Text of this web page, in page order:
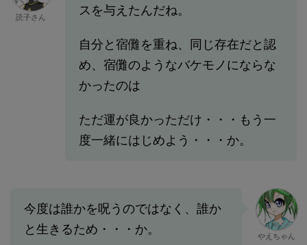
読子さん
スを与えたんだね。
自分と宿儺を重ね、同じ存在だと認
め、宿儺のようなバケモノにならな
かったのは
ただ運が良かっただけ・・・もう一
度一緒にはじめよう・・・か。
今度は誰かを呪うのではなく、誰か
と生きるため・・・か。
やえちゃん